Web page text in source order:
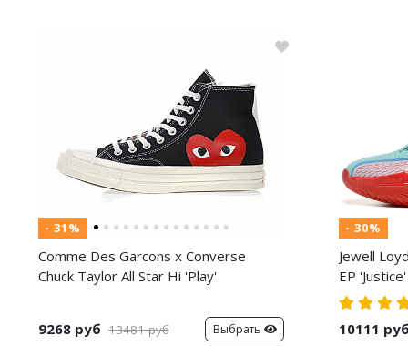
- 31%
Comme Des Garcons x Converse
Chuck Taylor All Star Hi 'Play'
9268 руб 13481 руб Выбрать
- 30%
Jewell
EP 'Justice'
10111 руб